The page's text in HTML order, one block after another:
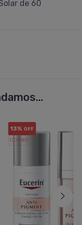
de 60
13% OFF
COMBO